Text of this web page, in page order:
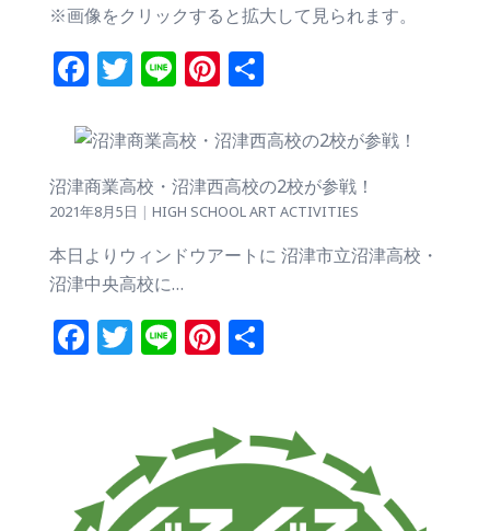
※画像をクリックすると拡大して見られます。
Facebook
Twitter
LinePinterest
沼津商業高校・沼津西高校の2校が参戦！
2021年8月5日 | HIGH SCHOOL ART ACTIVITIES
本日よりウィンドウアートに 沼津市立沼津高校・
沼津中央高校に…
Facebook
Twitter
LinePinterest